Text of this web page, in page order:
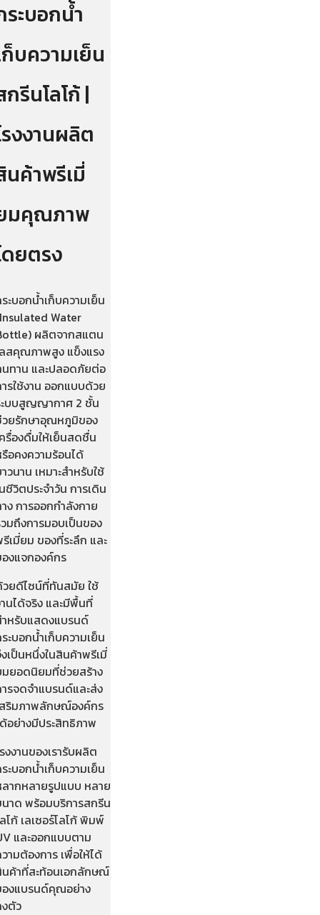
ระบอกน้ำ
ก็บความเย็น
รีนโลโก้ |
รงงานผลิต
นค้าพรีเมี่
มคุณภาพ
ดยตรง
ะบอกน้ำเก็บความเย็น
Water
ผลิตจากสแตน
สคุณภาพสูง แข็งแรง
ทาน และปลอดภัยต่อ
รใช้งาน ออกแบบด้วย
บบสูญญากาศ 2 ชั้น
ยรักษาอุณหภูมิของ
รื่องดื่มให้เย็นสดชื่น
อคงความร้อนได้
วนาน เหมาะสำหรับใช้
ชีวิตประจำวัน การเดิน
ง การออกกำลังกาย
มถึงการมอบเป็นของ
เมี่ยม ของที่ระลึก และ
งแจกองค์กร
ยดีไซน์ที่ทันสมัย ใช้
นได้จริง และมีพื้นที่
หรับแสดงแบรนด์
ะบอกน้ำเก็บความเย็น
เป็นหนึ่งในสินค้าพรีเมี่
ยอดนิยมที่ช่วยสร้าง
รจดจำแบรนด์และส่ง
ริมภาพลักษณ์องค์กร
อย่างมีประสิทธิภาพ
งงานของเรารับผลิต
ะบอกน้ำเก็บความเย็น
ากหลายรูปแบบ หลาย
าด พร้อมบริการสกรีน
โก้ เลเซอร์โลโก้ พิมพ์
และออกแบบตาม
ามต้องการ เพื่อให้ได้
ค้าที่สะท้อนเอกลักษณ์
งแบรนด์คุณอย่าง
ตัว